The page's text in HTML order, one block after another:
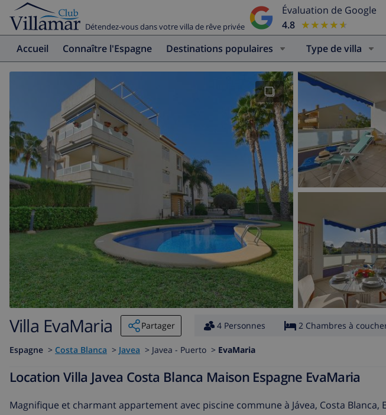
Détendez-vous dans votre villa de rêve privée
Évaluation de Google
4.8 ★★★★★
★★★★★
Accueil Connaître l'Espagne Destinations populaires Type de villa
Villa EvaMaria Partager 4 Personnes 2 Chambres à
Espagne > Costa Blanca > Javea > Javea - Puerto > EvaMaria
Location Villa Javea Costa Blanca Maison Espagne EvaMaria
Magnifique et charmant appartement avec piscine commune à Jávea, Costa Blanca,